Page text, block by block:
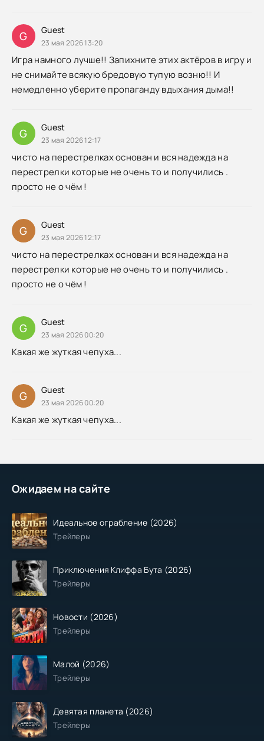
Ожидаем на сайте
Идеальное ограбление (2026)
Трейлеры
Приключения Клиффа Бута (2026)
Трейлеры
Новости (2026)
Трейлеры
Малой (2026)
Трейлеры
Девятая планета (2026)
Трейлеры
G Guest
23 мая 2026 13:20
Игра намного лучше!! Запихните этих актёров в игру и
не снимайте всякую бредовую тупую возню!! И
немедленно уберите пропаганду вдыхания дыма!!
G Guest
23 мая 2026 12:17
чисто на перестрелках основан и вся надежда на
перестрелки которые не очень то и получились .
просто не о чём !
G Guest
23 мая 2026 12:17
чисто на перестрелках основан и вся надежда на
перестрелки которые не очень то и получились .
просто не о чём !
G Guest
23 мая 2026 00:20
Какая же жуткая чепуха...
G Guest
23 мая 2026 00:20
Какая же жуткая чепуха...